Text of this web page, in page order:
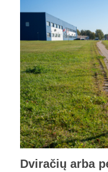
Dviračių arba